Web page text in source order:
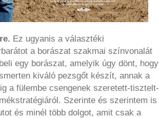
Ez ugyanis a választéki
a borászat szakmai színvonalát
egy borászat, amelyik úgy dönt, hogy
kiváló pezsgőt készít, annak a
a fülembe csengenek szeretett-tisztelt-
Szerinte és szerintem is
és minél több dolgot, amit csak a